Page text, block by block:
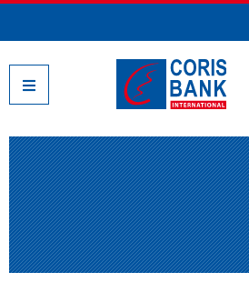
Nos filiales